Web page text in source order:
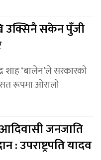
उक्सिनै सकेन पुँजी
शाह ‘बालेन’ले सरकारको
रूपमा ओरालो
जनजाति
: उपराष्ट्रपति यादव